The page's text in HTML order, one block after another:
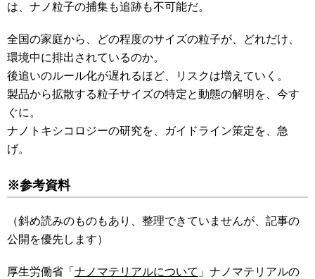
は、ナノ粒子の捕集も追跡も不可能だ。
全国の家庭から、どの程度のサイズの粒子が、どれだけ、
環境中に排出されているのか。
後追いのルール化が遅れるほど、リスクは増えていく。
製品から拡散する粒子サイズの特定と動態の解明を、今す
ぐに。
ナノトキシコロジーの研究を、ガイドライン策定を、急
げ。
※参考資料
（斜め読みのものもあり、整理できていませんが、記事の
公開を優先します）
厚生労働省「 ナノマテリアルについて 」ナノマテリアルの